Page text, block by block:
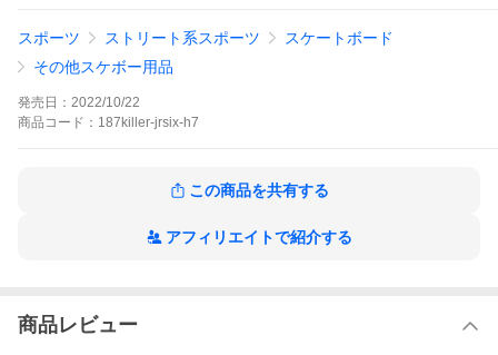
▼WRIST:約15.24cm-約17.78cm
※モニター等の状況によりカラーの見え方が多少変わってしまう
場合もございます。予めご了承下さい。※体格、成長差など条件
が様々なので上記は目安になります。
【ラッピング】対応
スポーツ ストリート系スポーツ
スケートボード
その他スケボー用品
発売日： 2022/10/22
商品 コード： 187killer-jrsix-h7
この商品を共有する
アフィリエイトで紹介する
商品レビュー